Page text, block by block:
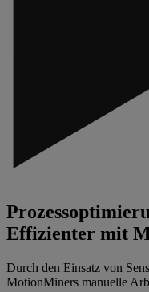
Effizienter mit
Durch den Einsatz von
MotionMiners manuelle